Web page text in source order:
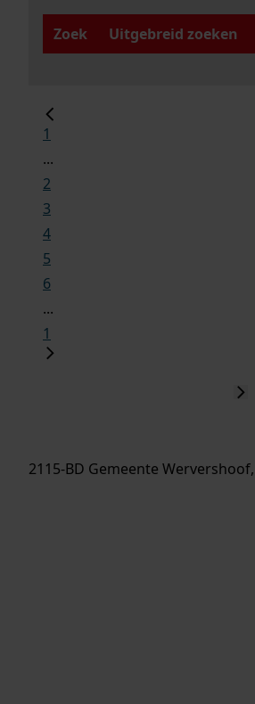
Zoek
Uitgebreid zoeken
1
...
2
3
4
5
6
...
1
2115-BD Gemeente